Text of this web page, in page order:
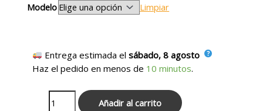
Modelo Limpiar
Entrega estimada elsábado, 8 agosto
Haz el pedido en menos de 10 minutos.
Añadir al carrito